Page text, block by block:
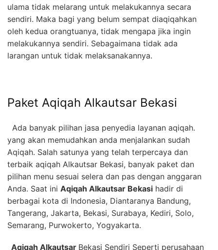
ulama tidak melarang untuk melakukannya secara
sendiri. Maka bagi yang belum sempat diaqiqahkan
oleh kedua orangtuanya, tidak mengapa jika ingin
melakukannya sendiri. Sebagaimana tidak ada
larangan untuk tidak melaksanakannya.
Paket Aqiqah Alkautsar Bekasi
Ada banyak pilihan jasa penyedia layanan aqiqah.
yang akan memudahkan anda menjalankan sudah
Aqiqah. Salah satunya yang telah terpercaya dan
terbaik aqiqah Alkautsar Bekasi, banyak paket dan
pilihan menu sesuai selera dan pas dengan anggaran
Anda. Saat ini Aqiqah Alkautsar Bekasi hadir di
berbagai kota di Indonesia, Diantaranya Bandung,
Tangerang, Jakarta, Bekasi, Surabaya, Kediri, Solo,
Semarang, Purwokerto, Yogyakarta.
Aqiqah Alkautsar Bekasi Sendiri Seperti perusahaan